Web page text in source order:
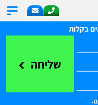
בקלות
שליחה
.